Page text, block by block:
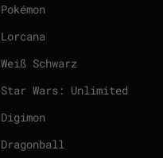
Pokémon
Lorcana
Weiß Schwarz
Star Wars: Unlimited
Digimon
Dragonball